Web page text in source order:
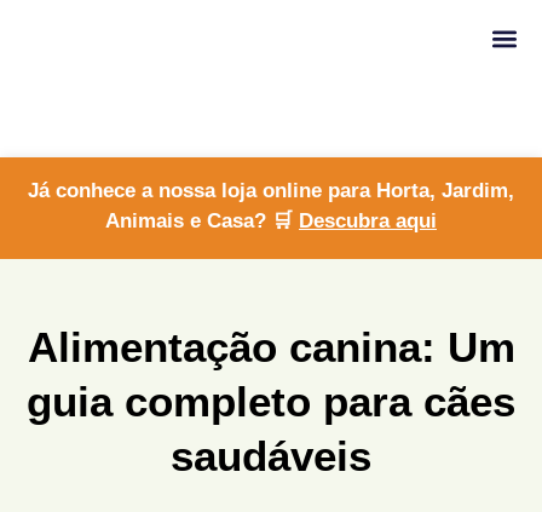
Já conhece a nossa loja online para Horta, Jardim,
Animais e Casa? 🛒 Descubra aqui
Alimentação canina: Um
guia completo para cães
saudáveis